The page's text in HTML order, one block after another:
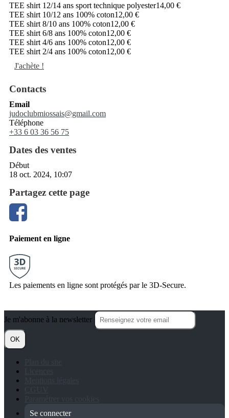
TEE shirt 12/14 ans sport technique polyester14,00 €
TEE shirt 10/12 ans 100% coton12,00 €
TEE shirt 8/10 ans 100% coton12,00 €
TEE shirt 6/8 ans 100% coton12,00 €
TEE shirt 4/6 ans 100% coton12,00 €
TEE shirt 2/4 ans 100% coton12,00 €
J'achète !
Contacts
Email
judoclubmiossais@gmail.com
Téléphone
+33 6 03 36 56 75
Dates des ventes
Début
18 oct. 2024, 10:07
Partagez cette page
Paiement en ligne
Les paiements en ligne sont protégés par le 3D-Secure.
Je m'abonne à la newsletter
OK
Se connecter